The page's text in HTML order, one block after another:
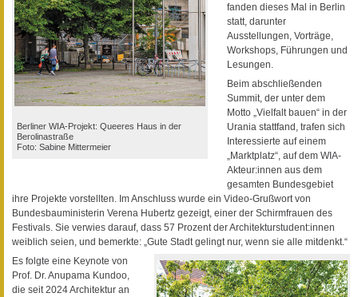
Berliner WIA-Projekt: Queeres Haus in der
Berolinastraße
Foto: Sabine Mittermeier
fanden dieses Mal in Berlin
statt, darunter
Ausstellungen, Vorträge,
Workshops, Führungen und
Lesungen.
Beim abschließenden
Summit, der unter dem
Motto „Vielfalt bauen“ in der
Urania stattfand, trafen sich
Interessierte auf einem
„Marktplatz“, auf dem WIA-
Akteur:innen aus dem
gesamten Bundesgebiet
ihre Projekte vorstellten. Im Anschluss wurde ein Video-Grußwort von
Bundesbauministerin Verena Hubertz gezeigt, einer der Schirmfrauen des
Festivals. Sie verwies darauf, dass 57 Prozent der Architekturstudent:innen
weiblich seien, und bemerkte: „Gute Stadt gelingt nur, wenn sie alle mitdenkt.“
Es folgte eine Keynote von
Prof. Dr. Anupama Kundoo,
die seit 2024 Architektur an